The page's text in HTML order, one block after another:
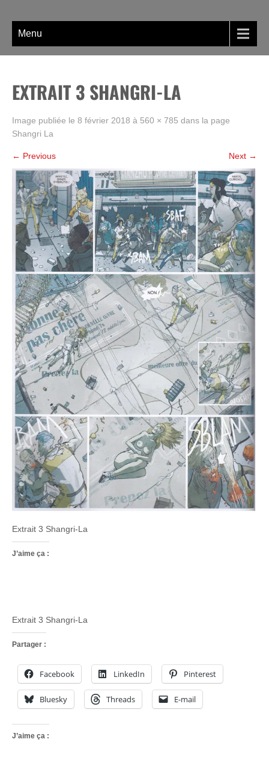
contentMenu
EXTRAIT 3 SHANGRI-LA
Image publiée le 8 février 2018 à 560 × 785 dans la page
Shangri La
← Previous Next →
Extrait 3 Shangri-La
J’aime ça :
Extrait 3 Shangri-La
Partager :
Facebook LinkedIn Pinterest
Bluesky Threads E-mail
J’aime ça :